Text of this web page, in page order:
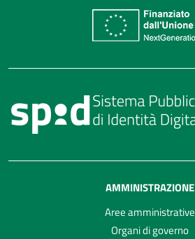
AMMINISTRAZIONE
Aree amministrative
Organi di governo